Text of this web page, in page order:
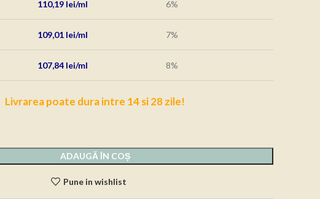
110,19 lei 6%
109,01 lei 7%
107,84 lei 8%
Livrarea poate dura intre 14 si 28 zile!
ADAUGĂ ÎN COȘ
Pune in wishlist